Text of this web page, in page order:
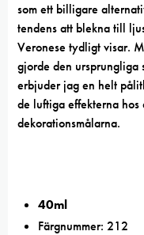
som ett billigare
tendens att blekna till
Veronese tydligt visar.
gjorde den ursprungliga
erbjuder jag en helt
de luftiga effekterna hos
dekorationsmålarna.
40ml
Färgnummer: 212